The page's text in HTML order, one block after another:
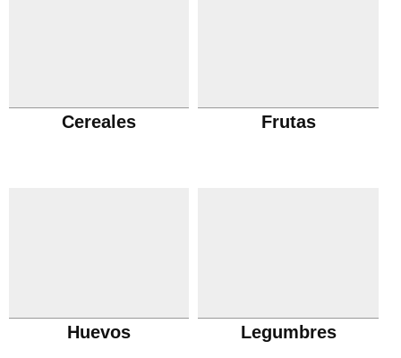
Cereales Frutas
Huevos Legumbres